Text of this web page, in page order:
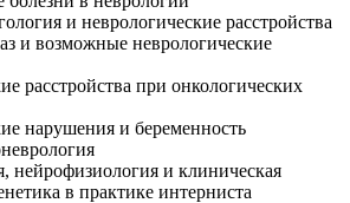
и неврологические расстройства
и возможные неврологические
расстройства при онкологических
нарушения и беременность
нейрофизиология и клиническая
в практике интерниста